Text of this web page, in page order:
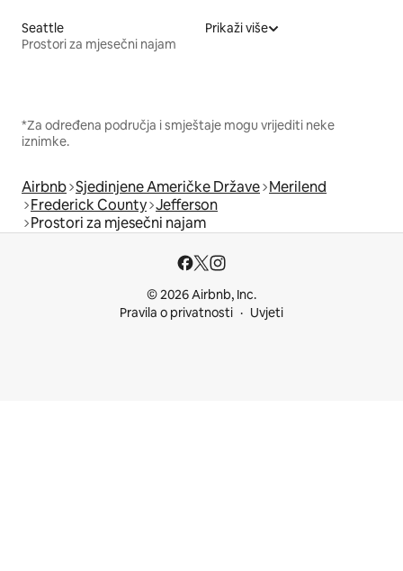
Seattle
Prostori za mjesečni najam
Prikaži više
*Za određena područja i smještaje mogu vrijediti neke
iznimke.
Airbnb Sjedinjene Američke Države Merilend
Frederick County Jefferson
Prostori za mjesečni najam
© 2026 Airbnb, Inc.
Pravila o privatnosti
Uvjeti